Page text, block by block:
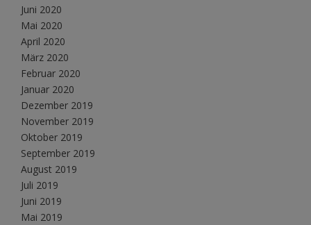
Juni 2020
Mai 2020
April 2020
März 2020
Februar 2020
Januar 2020
Dezember 2019
November 2019
Oktober 2019
September 2019
August 2019
Juli 2019
Juni 2019
Mai 2019